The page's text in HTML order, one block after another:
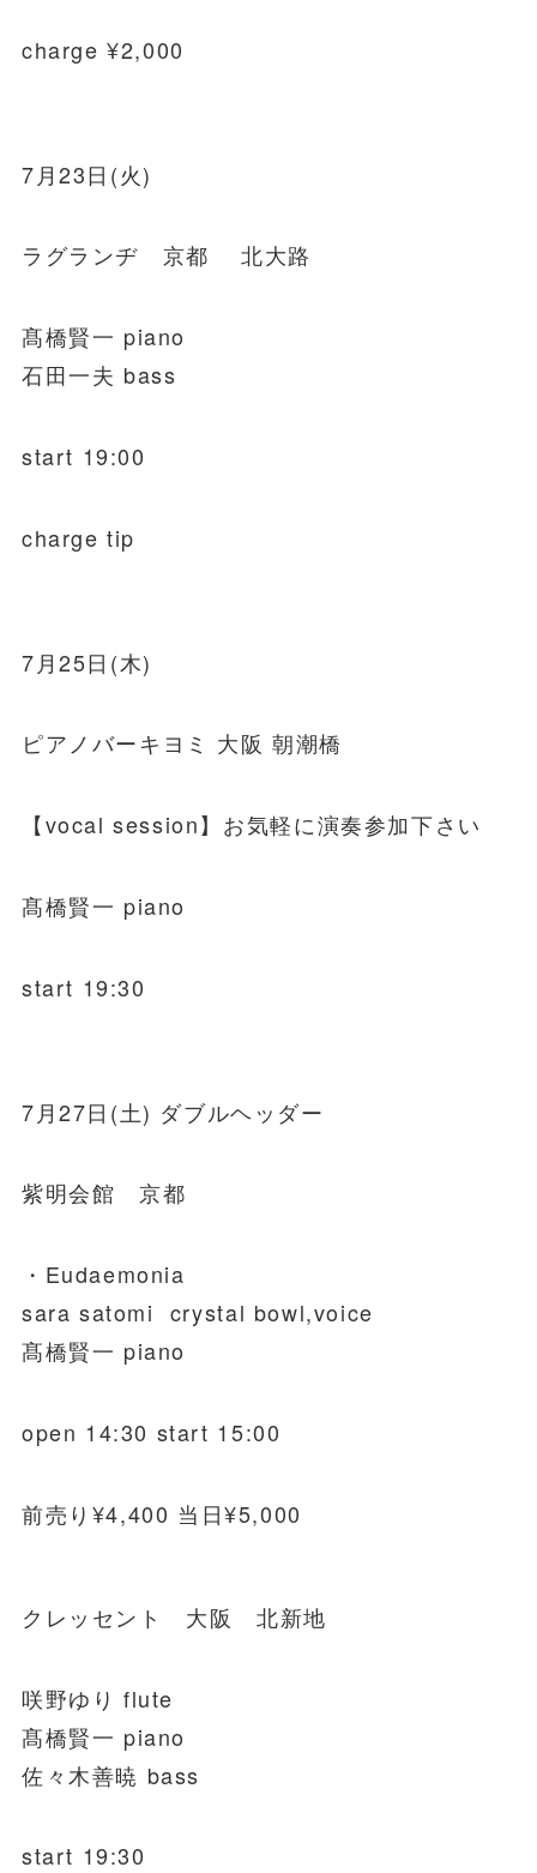
charge ¥2,000
7月23日(火)
ラグランヂ 京都 北大路
髙橋賢一 piano
石田一夫 bass
start 19:00
charge tip
7月25日(木)
ピアノバーキヨミ 大阪 朝潮橋
【vocal session】お気軽に演奏参加下さい
髙橋賢一 piano
start 19:30
7月27日(土) ダブルヘッダー
紫明会館 京都
・Eudaemonia
sara satomi crystal bowl,voice
髙橋賢一 piano
open 14:30 start 15:00
前売り¥4,400 当日¥5,000
クレッセント 大阪 北新地
咲野ゆり flute
髙橋賢一 piano
佐々木善暁 bass
start 19:30